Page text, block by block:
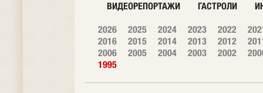
ВИДЕОРЕПОРТАЖИ ГАСТРОЛИ
2026 2025 2024 2023 2022
2016
2015 2014 2013 2012
2006
2005 2004 2003 2002
1995